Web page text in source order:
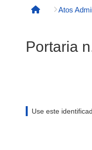
Página inicial
Atos
Portaria
Use este